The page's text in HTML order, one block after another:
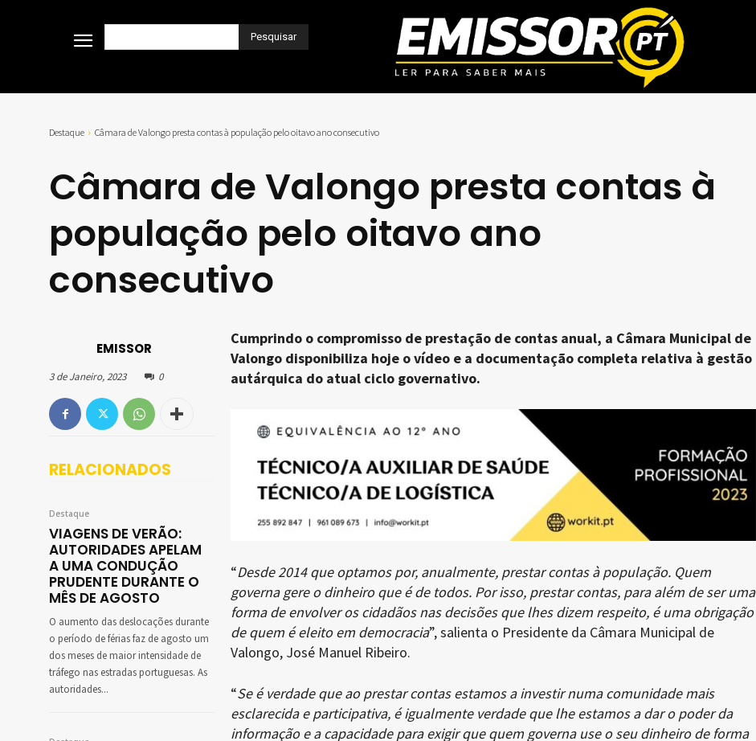
Pesquisar
Destaque Câmara de Valongo presta contas à população pelo oitavo ano consecutivo
Câmara de Valongo presta contas à
população pelo oitavo ano
consecutivo
EMISSOR
3 de Janeiro, 2023 0
RELACIONADOS
Destaque
VIAGENS DE VERÃO:
AUTORIDADES APELAM
A UMA CONDUÇÃO
PRUDENTE DURANTE O
MÊS DE AGOSTO
O aumento das deslocações durante
o período de férias faz de agosto um
dos meses de maior intensidade de
tráfego nas estradas portuguesas. As
autoridades...
Cumprindo o compromisso de prestação de contas anual, a Câmara Municipal de
Valongo disponibiliza hoje o vídeo e a documentação completa relativa à gestão
autárquica do atual ciclo governativo.
“Desde 2014 que optamos por, anualmente, prestar contas à população. Quem
governa gere o dinheiro que é de todos. Por isso, prestar contas, para além de ser uma
forma de envolver os cidadãos nas decisões que lhes dizem respeito, é uma obrigação
de quem é eleito em democracia”, salienta o Presidente da Câmara Municipal de
Valongo, José Manuel Ribeiro.
“Se é verdade que ao prestar contas estamos a investir numa comunidade mais
esclarecida e participativa, é igualmente verdade que lhe estamos a dar o poder da
informação e a capacidade para exigir que quem governa use o seu dinheiro de forma